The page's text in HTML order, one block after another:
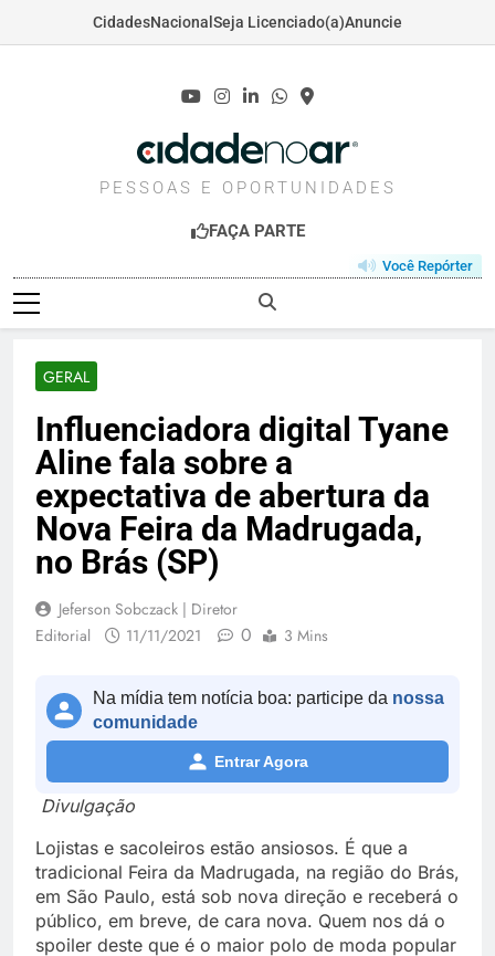
CidadesNacional Seja Licenciado(a)Anuncie
CIDADENOAR.COM
PESSOAS E OPORTUNIDADES
FAÇA PARTE
Você Repórter
GERAL
Influenciadora digital Tyane
Aline fala sobre a
expectativa de abertura da
Nova Feira da Madrugada,
no Brás (SP)
Jeferson Sobczack | Diretor
Editorial
11/11/2021 0 3 Mins
Na mídia tem notícia boa: participe da nossa
comunidade
Entrar Agora
Divulgação
Lojistas e sacoleiros estão ansiosos. É que a
tradicional Feira da Madrugada, na região do Brás,
em São Paulo, está sob nova direção e receberá o
público, em breve, de cara nova. Quem nos dá o
spoiler deste que é o maior polo de moda popular